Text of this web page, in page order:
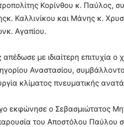
Κορίνθου κ. Παύλος,
Καλλινίκου και Μάνης κ.
Αγαπίου.
με ιδιαίτερη επιτυχία ο
Αναστασίου,
κλίματος πνευματικής
εκφώνησε ο Σεβασμιώτατος
του Αποστόλου Παύλου